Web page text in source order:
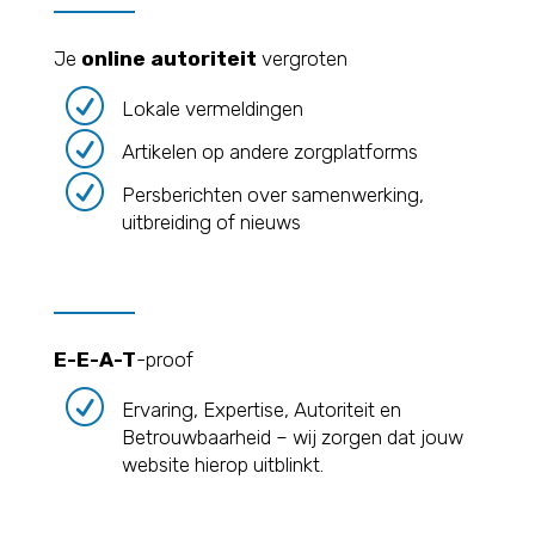
Je online autoriteit vergroten
R Lokale vermeldingen
R Artikelen op andere zorgplatforms
R
Persberichten over samenwerking,
uitbreiding of nieuws
E-E-A-T-proof
R
Ervaring, Expertise, Autoriteit en
Betrouwbaarheid – wij zorgen dat jouw
website hierop uitblinkt.